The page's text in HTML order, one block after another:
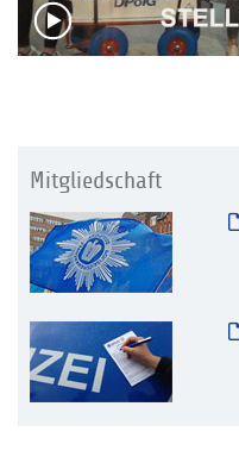
Mitgliedschaft